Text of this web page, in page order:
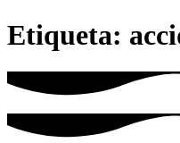
Etiqueta: